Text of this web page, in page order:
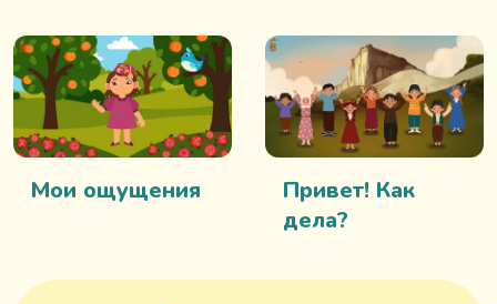
Мои ощущения
Привет! Как
дела?